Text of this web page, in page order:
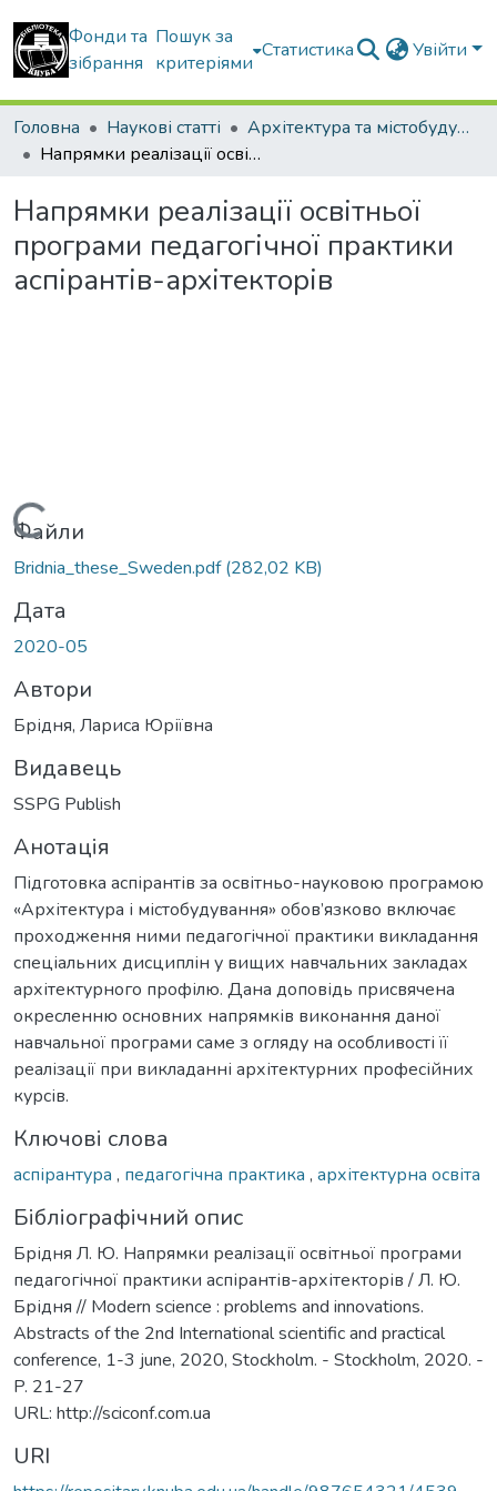
Фонди та
зібрання
Пошук за
критеріями
Статистика Увійти
Головна Наукові статті
Архітектура та містобудування
Напрямки реалізації освітньої програми педагогічної практики аспірантів-архітекторів
Напрямки реалізації освітньої
програми педагогічної практики
аспірантів-архітекторів
Вантажиться...
Файли
Bridnia_these_Sweden.pdf(282,02 KB)
Дата
2020-05
Автори
Брідня, Лариса Юріївна
Видавець
SSPG Publish
Анотація
Підготовка аспірантів за освітньо-науковою програмою
«Архітектура і містобудування» обов’язково включає
проходження ними педагогічної практики викладання
спеціальних дисциплін у вищих навчальних закладах
архітектурного профілю. Дана доповідь присвячена
окресленню основних напрямків виконання даної
навчальної програми саме з огляду на особливості її
реалізації при викладанні архітектурних професійних
курсів.
Ключові слова
аспірантура , педагогічна практика , архітектурна освіта
Бібліографічний опис
Брідня Л. Ю. Напрямки реалізації освітньої програми
педагогічної практики аспірантів-архітекторів / Л. Ю.
Брідня // Modern science : problems and innovations.
Abstracts of the 2nd International scientific and practical
conference, 1-3 june, 2020, Stockholm. - Stockholm, 2020. -
P. 21-27
URL: http://sciconf.com.ua
URI